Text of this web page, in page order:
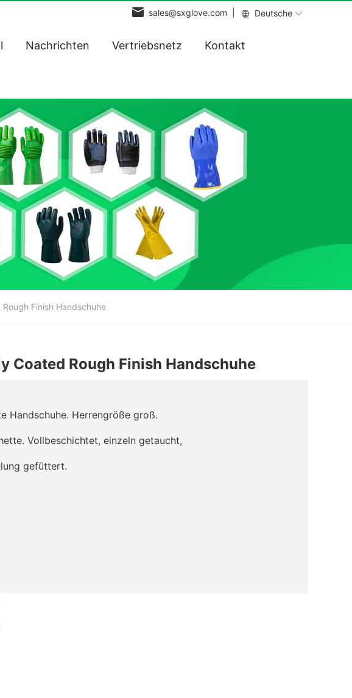
Deutsche
sales@sxglove.com |
Nachrichten Vertriebsnetz Kontakt
Finish Handschuhe
Coated Rough Finish Handschuhe
Handschuhe. Herrengröße groß.
Vollbeschichtet, einzeln getaucht,
gefüttert.